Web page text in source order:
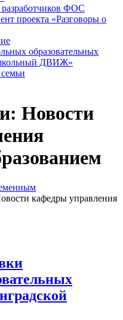
разработчиков ФОС
проекта «Разговоры о
образовательных
ДВИЖ»
Новости
кафедры управления